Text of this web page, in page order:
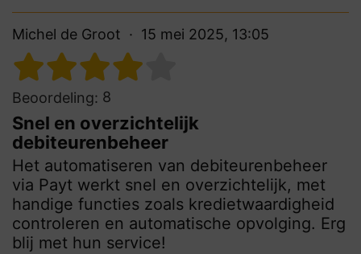
Michel de Groot 15 mei 2025, 13:05
Beoordeling: 8
Snel en overzichtelijk
debiteurenbeheer
Het automatiseren van debiteurenbeheer
via Payt werkt snel en overzichtelijk, met
handige functies zoals kredietwaardigheid
controleren en automatische opvolging. Erg
blij met hun service!